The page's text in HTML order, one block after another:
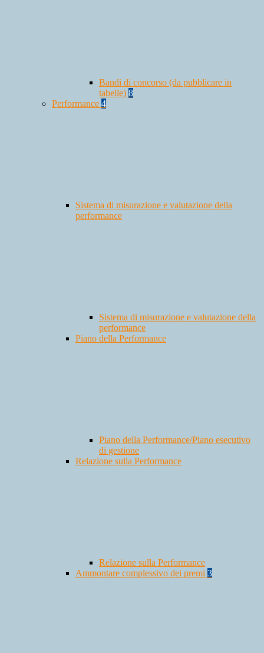
Bandi di concorso (da pubblicare in
tabelle) 8
Performance 4
Sistema di misurazione e valutazione della
performance
Sistema di misurazione e valutazione della
performance
Piano della Performance
Piano della Performance/Piano esecutivo
di gestione
Relazione sulla Performance
Relazione sulla Performance
Ammontare complessivo dei premi 3